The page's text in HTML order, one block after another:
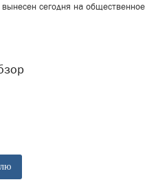
сегодня на общественное